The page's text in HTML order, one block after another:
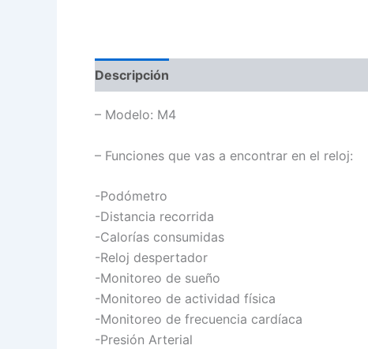
Descripción
– Modelo: M4
– Funciones que vas a encontrar en el reloj:
-Podómetro
-Distancia recorrida
-Calorías consumidas
-Reloj despertador
-Monitoreo de sueño
-Monitoreo de actividad física
-Monitoreo de frecuencia cardíaca
-Presión Arterial